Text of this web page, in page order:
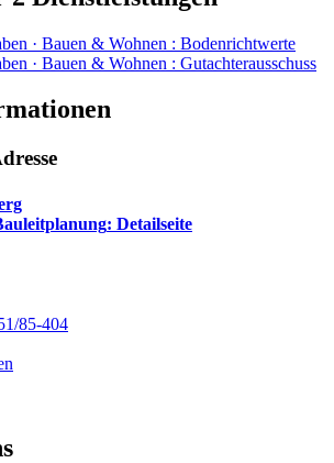
· Bauen & Wohnen : Bodenrichtwerte
· Bauen & Wohnen : Gutachterausschuss
: Detailseite
85-404